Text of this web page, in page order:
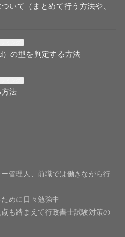
いて（まとめて行う方法や、
）の型を判定する方法
法
管理人、前職では働きながら行
めに日々勉強中
も踏まえて行政書士試験対策の